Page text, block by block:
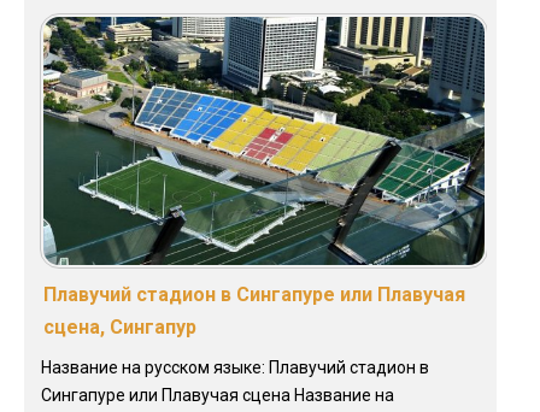
Плавучий стадион в Сингапуре или Плавучая
сцена, Сингапур
Название на русском языке: Плавучий стадион в
Сингапуре или Плавучая сцена Название на